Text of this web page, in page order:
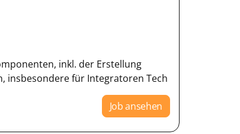
inkl. der Erstellung
insbesondere für Integratoren Tech
Job ansehen